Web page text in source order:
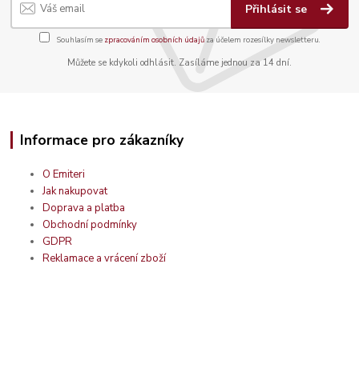
Přihlásit se
Souhlasím se zpracováním osobních údajůza účelem rozesílky newsletteru.
Můžete se kdykoli odhlásit. Zasíláme jednou za 14 dní.
Informace pro zákazníky
O Emiteri
Jak nakupovat
Doprava a platba
Obchodní podmínky
GDPR
Reklamace a vrácení zboží